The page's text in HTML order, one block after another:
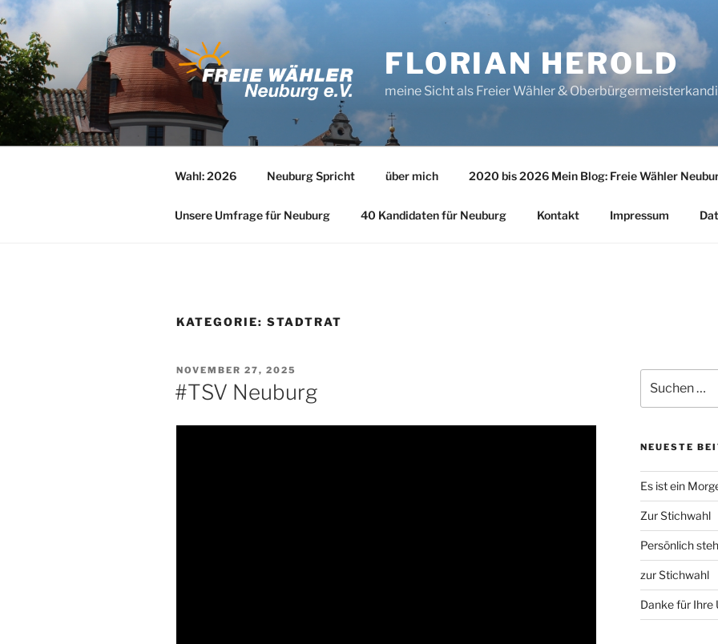
Zum
Inhalt
springen
FLORIAN HEROLD
meine Sicht als Freier Wähler &
Wahl: 2026 Neuburg Spricht über mich 2020 bis 2026 Mein Blog: Freie Wähler
Unsere Umfrage für Neuburg 40 Kandidaten für Neuburg Kontakt Impressum
KATEGORIE: STADTRAT
VERÖFFENTLICHT
AM
NOVEMBER 27, 2025
#TSV Neuburg
nach:
NEUESTE
Es ist ein
Zur Stichwahl
Persönlich
zur Stichwahl
Danke für Ihre